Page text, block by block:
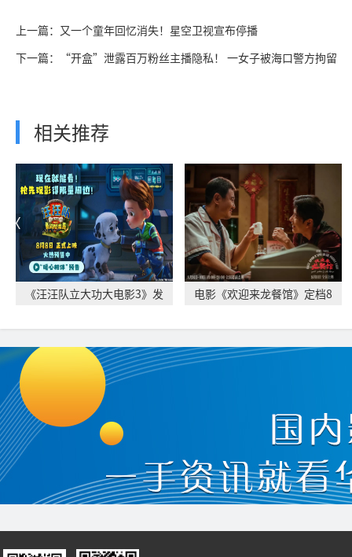
上一篇：又一个童年回忆消失！星空卫视宣布停播
下一篇：“开盒”泄露百万粉丝主播隐私！ 一女子被海口警方拘留
相关推荐
《汪汪队立大功大电影3》发
电影《欢迎来龙餐馆》定档8